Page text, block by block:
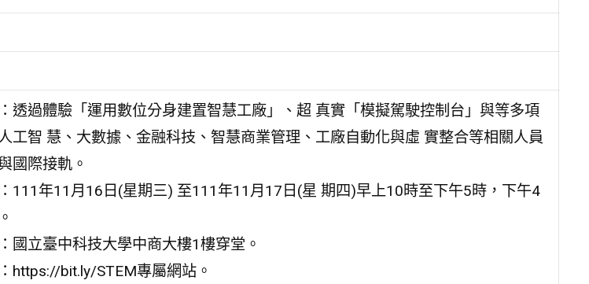
透過體驗「運用數位分身建置智慧工廠」、超 真實「模擬駕駛控制台」與等多項
工智 慧、大數據、金融科技、智慧商業管理、工廠自動化與虛 實整合等相關人員
國際接軌。
111年11月16日(星期三) 至111年11月17日(星 期四)早上10時至下午5時，下午4
國立臺中科技大學中商大樓1樓穿堂。
https://bit.ly/STEM專屬網站。